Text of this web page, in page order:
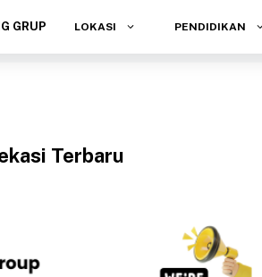
GRUP LOKASI PENDIDIKAN
Terbaru